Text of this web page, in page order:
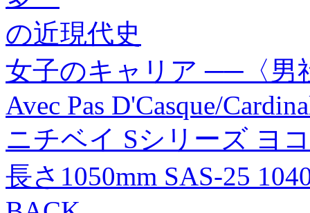
の近現代史
女子のキャリア ──〈男
Avec Pas D'Casque/
ニチベイ Sシリーズ ヨ
長さ1050mm SAS-25